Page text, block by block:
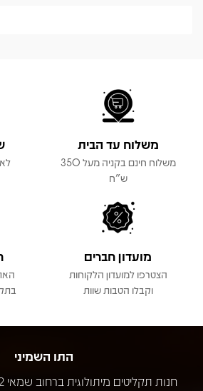
משלוח עד הבית
משלוח חינם בקניה מעל 350
ש"ח
מועדון חברים
הצטרפו למועדון הלקוחות
וקבלו הטבות שוות
התו השמיני